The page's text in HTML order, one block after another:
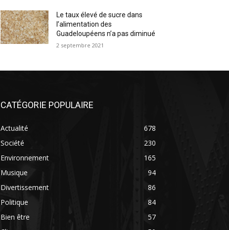
Le taux élevé de sucre dans
l’alimentation des
Guadeloupéens n’a pas diminué
2 septembre 2021
CATÉGORIE POPULAIRE
Actualité
678
Société
230
Environnement
165
Musique
94
Divertissement
86
Politique
84
Bien être
57